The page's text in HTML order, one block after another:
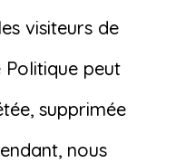
visiteurs de
Politique peut
supprimée
nous